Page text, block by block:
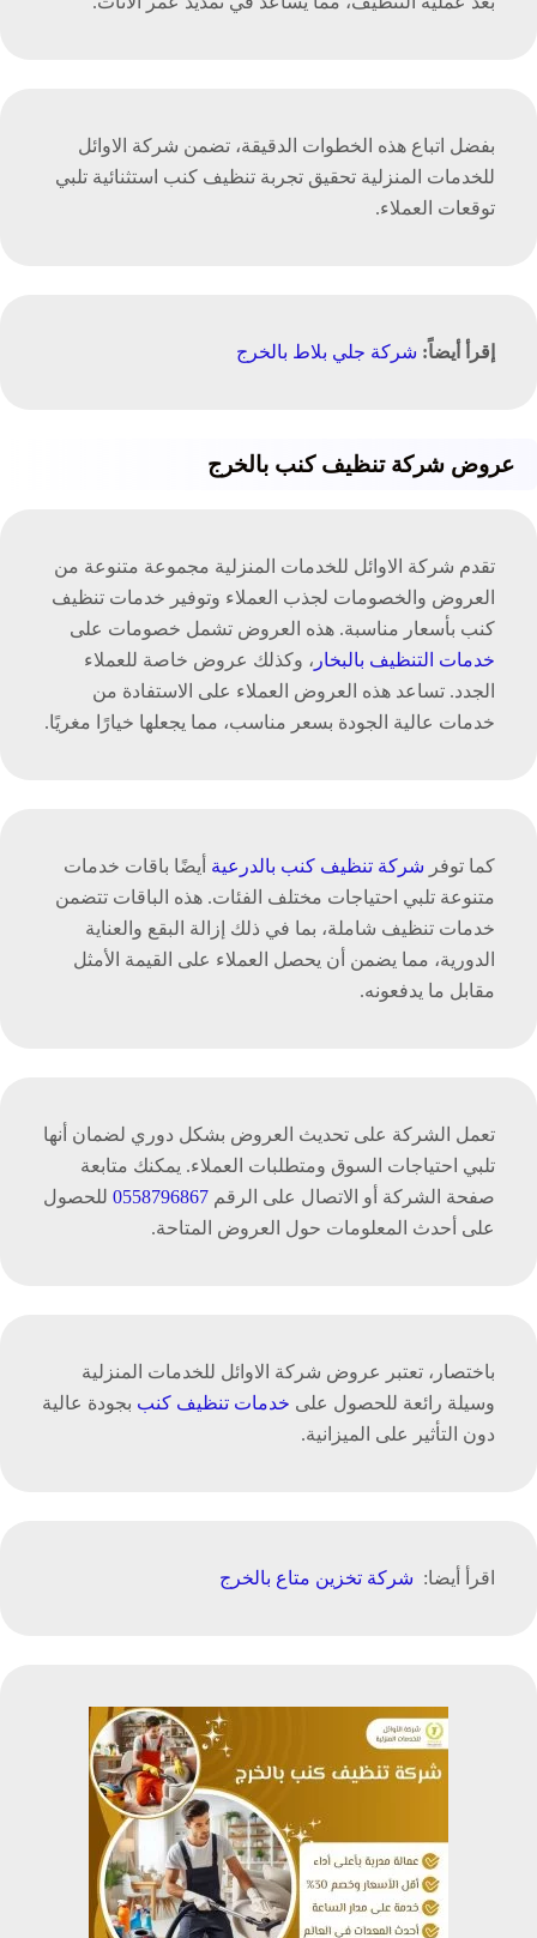
بفضل اتباع هذه الخطوات الدقيقة، تضمن شركة الاوائل
للخدمات المنزلية تحقيق تجربة تنظيف كنب استثنائية تلبي
توقعات العملاء.
إقرأ أيضاً: شركة جلي بلاط بالخرج
عروض شركة تنظيف كنب بالخرج
تقدم شركة الاوائل للخدمات المنزلية مجموعة متنوعة من
العروض والخصومات لجذب العملاء وتوفير خدمات تنظيف
كنب بأسعار مناسبة. هذه العروض تشمل خصومات على
خدمات التنظيف بالبخار ، وكذلك عروض خاصة للعملاء
الجدد. تساعد هذه العروض العملاء على الاستفادة من
خدمات عالية الجودة بسعر مناسب، مما يجعلها خيارًا مغريًا.
كما توفر شركة تنظيف كنب بالدرعية ‏‏ أيضًا باقات خدمات
متنوعة تلبي احتياجات مختلف الفئات. هذه الباقات تتضمن
خدمات تنظيف شاملة، بما في ذلك إزالة البقع والعناية
الدورية، مما يضمن أن يحصل العملاء على القيمة الأمثل
مقابل ما يدفعونه.
تعمل الشركة على تحديث العروض بشكل دوري لضمان أنها
تلبي احتياجات السوق ومتطلبات العملاء. يمكنك متابعة
صفحة الشركة أو الاتصال على الرقم 0558796867 للحصول
على أحدث المعلومات حول العروض المتاحة.
باختصار، تعتبر عروض شركة الاوائل للخدمات المنزلية
وسيلة رائعة للحصول على خدمات تنظيف كنب بجودة عالية
دون التأثير على الميزانية.
اقرأ أيضا: شركة تخزين متاع بالخرج